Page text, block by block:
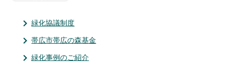
緑化協議制度
帯広市帯広の森基金
緑化事例のご紹介